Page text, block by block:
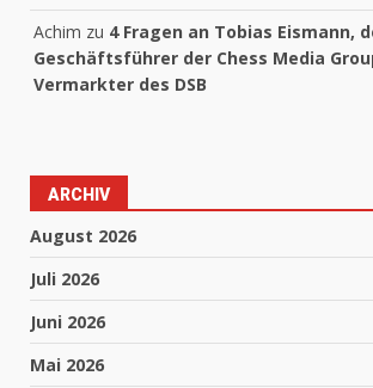
Achim zu 4 Fragen an Tobias Eismann,
Geschäftsführer der Chess Media
Vermarkter des DSB
ARCHIV
August 2026
Juli 2026
Juni 2026
Mai 2026